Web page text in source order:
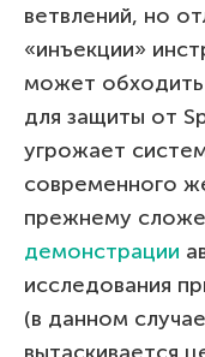
ветвлений, но
«инъекции»
может
для защиты от
угрожает
современного
прежнему
демонстрации
исследования
(в данном
вытаскивается